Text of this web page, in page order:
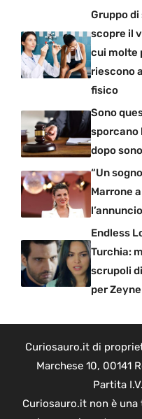
Gruppo
scopre il
cui molte
riescono
fisico
Sono
sporcano
dopo
“Un
Marrone
Endless
Turchia:
scrupoli
per
Curiosauro.it di
Marchese 10, 00141
Partita
Curiosauro.it non è